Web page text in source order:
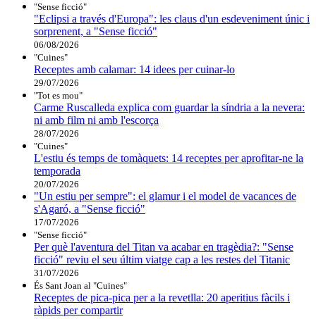
"Sense ficció"
"Eclipsi a través d'Europa": les claus d'un esdeveniment únic i
sorprenent, a "Sense ficció"
06/08/2026
"Cuines"
Receptes amb calamar: 14 idees per cuinar-lo
29/07/2026
"Tot es mou"
Carme Ruscalleda explica com guardar la síndria a la nevera:
ni amb film ni amb l'escorça
28/07/2026
"Cuines"
L'estiu és temps de tomàquets: 14 receptes per aprofitar-ne la
temporada
20/07/2026
"Un estiu per sempre": el glamur i el model de vacances de
s'Agaró, a "Sense ficció"
17/07/2026
"Sense ficció"
Per què l'aventura del Titan va acabar en tragèdia?: "Sense
ficció" reviu el seu últim viatge cap a les restes del Titanic
31/07/2026
És Sant Joan al "Cuines"
Receptes de pica-pica per a la revetlla: 20 aperitius fàcils i
ràpids per compartir